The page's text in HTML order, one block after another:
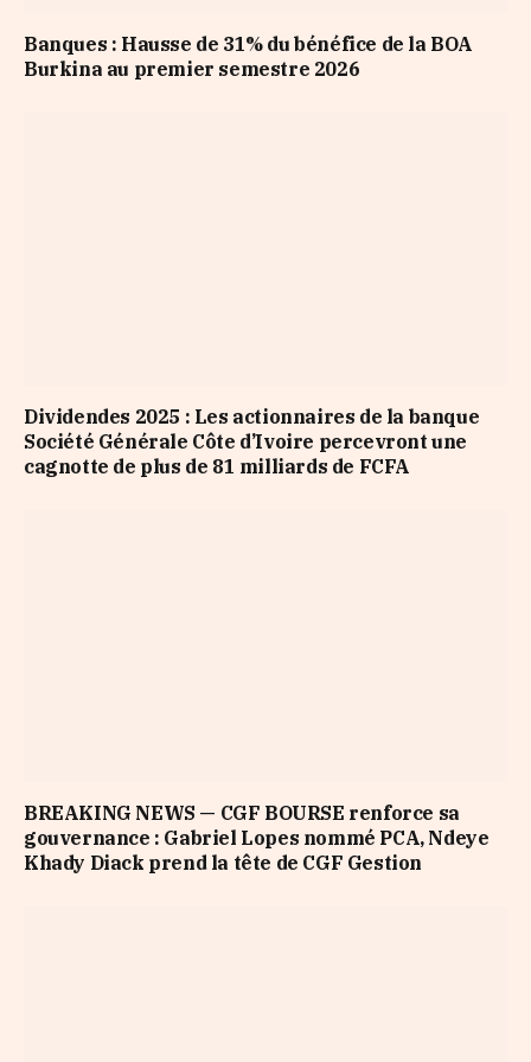
Banques : Hausse de 31% du bénéfice de la BOA
Burkina au premier semestre 2026
Dividendes 2025 : Les actionnaires de la banque
Société Générale Côte d’Ivoire percevront une
cagnotte de plus de 81 milliards de FCFA
BREAKING NEWS — CGF BOURSE renforce sa
gouvernance : Gabriel Lopes nommé PCA, Ndeye
Khady Diack prend la tête de CGF Gestion